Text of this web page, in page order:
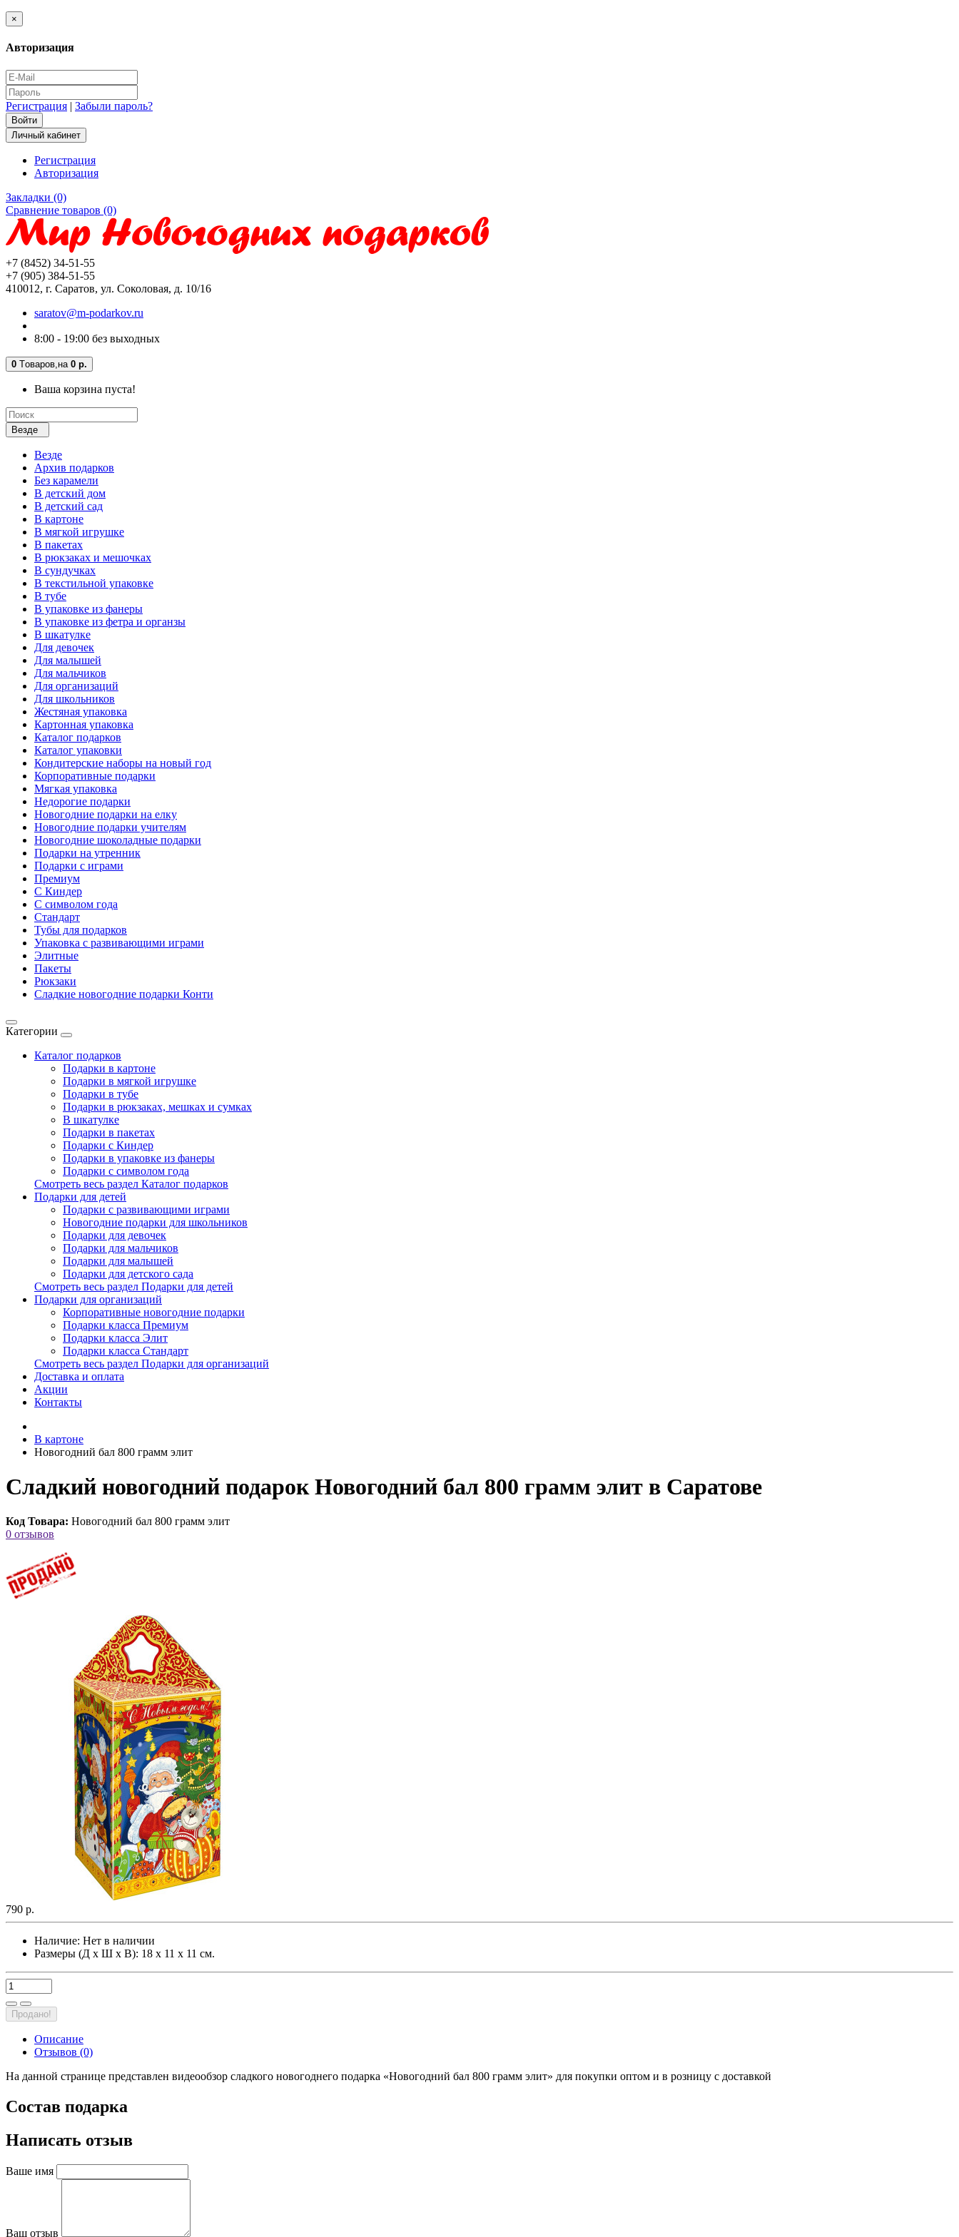
×
Авторизация
Регистрация | Забыли пароль?
Личный кабинет
Регистрация
Авторизация
Закладки (0)
Сравнение товаров (0)
+7 (8452) 34-51-55
+7 (905) 384-51-55
410012, г. Саратов, ул. Соколовая, д. 10/16
saratov@m-podarkov.ru
8:00 - 19:00 без выходных
0 Tоваров, на 0 р.
Ваша корзина пуста!
Везде
Везде
Архив подарков
Без карамели
В детский дом
В детский сад
В картоне
В мягкой игрушке
В пакетах
В рюкзаках и мешочках
В сундучках
В текстильной упаковке
В тубе
В упаковке из фанеры
В упаковке из фетра и органзы
В шкатулке
Для девочек
Для малышей
Для мальчиков
Для организаций
Для школьников
Жестяная упаковка
Картонная упаковка
Каталог подарков
Каталог упаковки
Кондитерские наборы на новый год
Корпоративные подарки
Мягкая упаковка
Недорогие подарки
Новогодние подарки на елку
Новогодние подарки учителям
Новогодние шоколадные подарки
Подарки на утренник
Подарки с играми
Премиум
С Киндер
С символом года
Стандарт
Тубы для подарков
Упаковка с развивающими играми
Элитные
Пакеты
Рюкзаки
Сладкие новогодние подарки Конти
Категории
Каталог подарков
Подарки в картоне
Подарки в мягкой игрушке
Подарки в тубе
Подарки в рюкзаках, мешках и сумках
В шкатулке
Подарки в пакетах
Подарки с Киндер
Подарки в упаковке из фанеры
Подарки с символом года
Смотреть весь раздел Каталог подарков
Подарки для детей
Подарки с развивающими играми
Новогодние подарки для школьников
Подарки для девочек
Подарки для мальчиков
Подарки для малышей
Подарки для детского сада
Смотреть весь раздел Подарки для детей
Подарки для организаций
Корпоративные новогодние подарки
Подарки класса Премиум
Подарки класса Элит
Подарки класса Стандарт
Смотреть весь раздел Подарки для организаций
Доставка и оплата
Акции
Контакты
В картоне
Новогодний бал 800 грамм элит
Сладкий новогодний подарок Новогодний бал 800 грамм элит в Саратове
Код Товара: Новогодний бал 800 грамм элит
0 отзывов
790 р.
Наличие: Нет в наличии
Размеры (Д х Ш х В): 18 х 11 х 11 см.
Продано!
Описание
Отзывов (0)
На данной странице представлен видеообзор сладкого новогоднего подарка «Новогодний бал 800 грамм элит» для покупки оптом и в розницу с доставкой
Состав подарка
Написать отзыв
Ваше имя
Ваш отзыв